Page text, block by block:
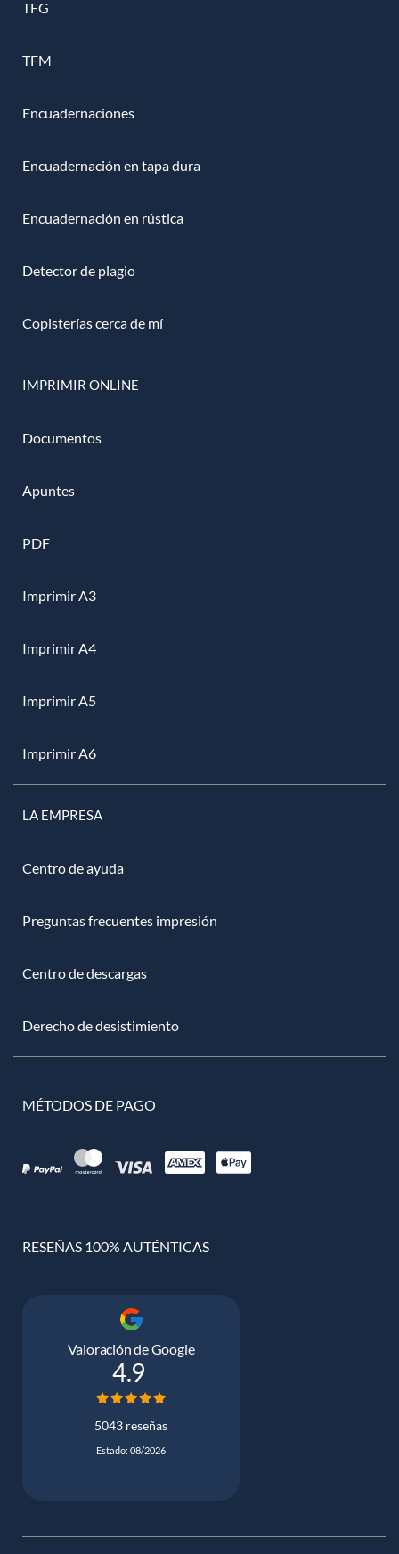
TFG
TFM
Encuadernaciones
Encuadernación en tapa dura
Encuadernación en rústica
Detector de plagio
Copisterías cerca de mí
IMPRIMIR ONLINE
Documentos
Apuntes
PDF
Imprimir A3
Imprimir A4
Imprimir A5
Imprimir A6
LA EMPRESA
Centro de ayuda
Preguntas frecuentes impresión
Centro de descargas
Derecho de desistimiento
MÉTODOS DE PAGO
RESEÑAS 100% AUTÉNTICAS
Valoración de Google
4.9
5043 reseñas
Estado: 08/2026